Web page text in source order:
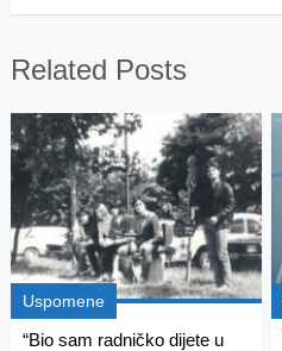
Related Posts
Uspomene
“Bio sam radničko dijete u